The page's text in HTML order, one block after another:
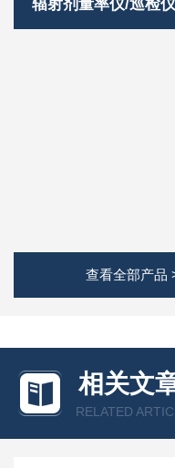
辐射剂量率仪/巡检仪
查看全部产品
相关文
RELATED